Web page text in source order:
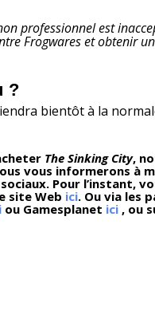
professionnel est
Frogwares et obtenir
?
bientôt à la
The Sinking City,
vous informerons à
Pour l’instant,
site Web ici. Ou via les
ou Gamesplanet ici , ou